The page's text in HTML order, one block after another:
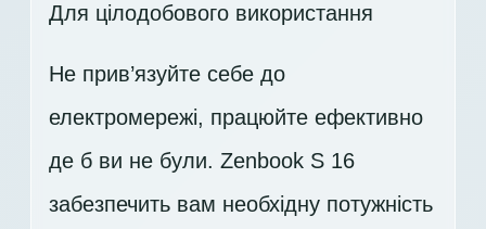
Для цілодобового використання
Не прив’язуйте себе до
електромережі, працюйте ефективно
де б ви не були. Zenbook S 16
забезпечить вам необхідну потужність